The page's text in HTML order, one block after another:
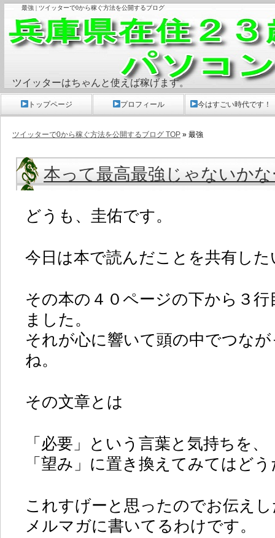
最強 | ツイッターで0から稼ぐ方法を公開するブログ
本って最高最強じゃないか
どうも、圭佑です。
今日は本で読んだことを共有し
その本の４０ページの下から３
ました。
それが心に響いて頭の中でつな
ね。
その文章とは
「必要」という言葉と気持ちを、
「望み」に置き換えてみてはど
これすげーと思ったのでお伝え
メルマガに書いてるわけです。
ツイッターで0から稼ぐ方法を公開するブログ TOP » 最強
ツイッターはちゃんと使えば稼げます。
トップページ プロフィール 今はすごい時代です！